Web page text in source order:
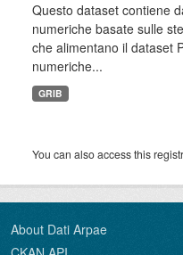
Questo dataset contiene
numeriche basate sulle
che alimentano il dataset
numeriche...
GRIB
You can also access this
About Dati Arpae